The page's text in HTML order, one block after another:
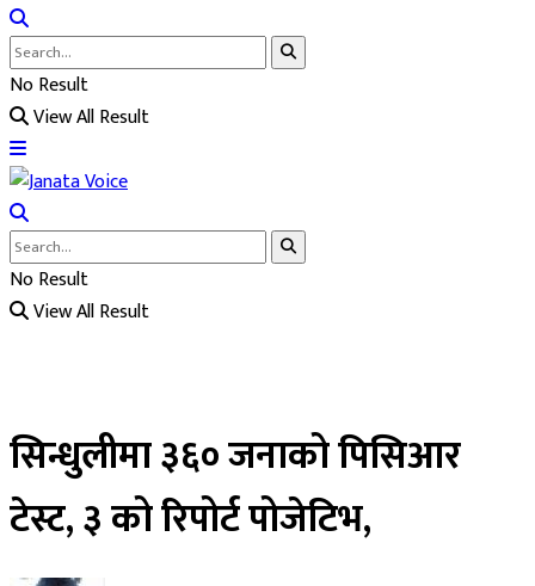
No Result
View All Result
No Result
View All Result
सिन्धुलीमा ३६० जनाको पिसिआर
टेस्ट, ३ को रिपोर्ट पोजेटिभ,